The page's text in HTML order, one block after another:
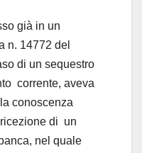
già in un
n. 14772 del
di un sequestro
corrente, aveva
conoscenza
di un
nel quale